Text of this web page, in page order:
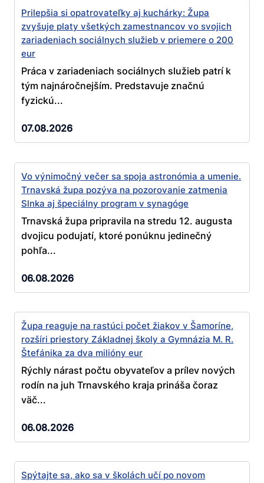
Prilepšia si opatrovateľky aj kuchárky: Župa
zvyšuje platy všetkých zamestnancov vo svojich
zariadeniach sociálnych služieb v priemere o 200
eur
Práca v zariadeniach sociálnych služieb patrí k
tým najnáročnejším. Predstavuje značnú
fyzickú...
07.08.2026
Vo výnimočný večer sa spoja astronómia a umenie.
Trnavská župa pozýva na pozorovanie zatmenia
Slnka aj špeciálny program v synagóge
Trnavská župa pripravila na stredu 12. augusta
dvojicu podujatí, ktoré ponúknu jedinečný
pohľa...
06.08.2026
Župa reaguje na rastúci počet žiakov v Šamoríne,
rozšíri priestory Základnej školy a Gymnázia M. R.
Štefánika za dva milióny eur
Rýchly nárast počtu obyvateľov a prílev nových
rodín na juh Trnavského kraja prináša čoraz
väč...
06.08.2026
Spýtajte sa, ako sa v školách učí po novom